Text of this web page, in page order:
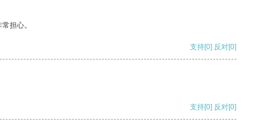
担心。
支持[0] 反对[0]
支持[0] 反对[0]